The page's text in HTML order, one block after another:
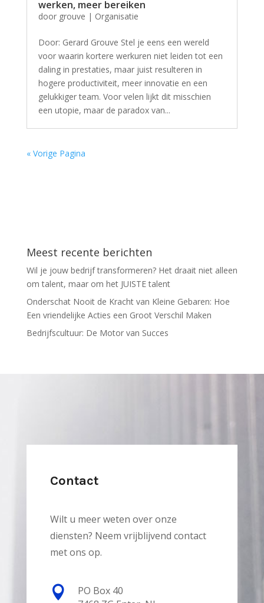
werken, meer bereiken
door grouve | Organisatie
Door: Gerard Grouve Stel je eens een wereld
voor waarin kortere werkuren niet leiden tot een
daling in prestaties, maar juist resulteren in
hogere productiviteit, meer innovatie en een
gelukkiger team. Voor velen lijkt dit misschien
een utopie, maar de paradox van...
« Vorige Pagina
Meest recente berichten
Wil je jouw bedrijf transformeren? Het draait niet alleen
om talent, maar om het JUISTE talent
Onderschat Nooit de Kracht van Kleine Gebaren: Hoe
Een vriendelijke Acties een Groot Verschil Maken
Bedrijfscultuur: De Motor van Succes
Contact
Wilt u meer weten over onze
diensten? Neem vrijblijvend contact
met ons op.

PO Box 40